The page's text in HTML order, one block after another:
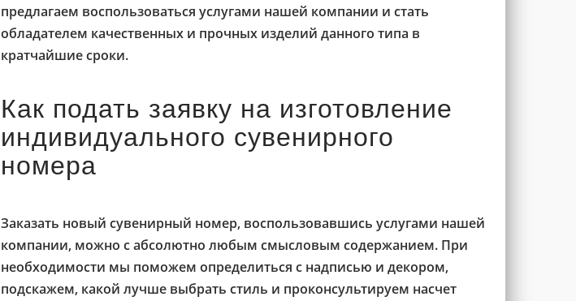
предлагаем воспользоваться услугами нашей компании и стать
обладателем качественных и прочных изделий данного типа в
кратчайшие сроки.
Как подать заявку на изготовление
индивидуального сувенирного
номера
Заказать новый сувенирный номер, воспользовавшись услугами нашей
компании, можно с абсолютно любым смысловым содержанием. При
необходимости мы поможем определиться с надписью и декором,
подскажем, какой лучше выбрать стиль и проконсультируем насчет